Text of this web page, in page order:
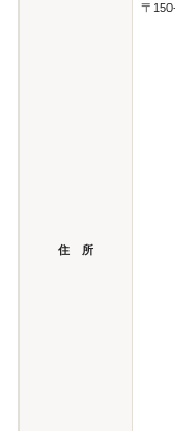
住 所
〒